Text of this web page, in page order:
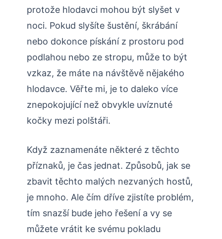
protože hlodavci⁤ mohou​ být slyšet v
noci. Pokud slyšíte šustění, škrábání
nebo⁤ dokonce pískání⁤ z prostoru pod
podlahou nebo ze stropu, ⁢může to být
vzkaz, že máte na návštěvě nějakého
hlodavce. Věřte mi, je to daleko více
znepokojující než obvykle ​uvíznuté
kočky mezi polštáři.
Když zaznamenáte některé z těchto
příznaků, je čas ‍jednat. ‌Způsobů, jak se‍
zbavit těchto ⁣malých⁢ nezvaných hostů,
je mnoho.⁣ Ale ​čím​ dříve zjistíte problém,
tím snazší bude jeho řešení a vy se
můžete‍ vrátit ke svému pokladu